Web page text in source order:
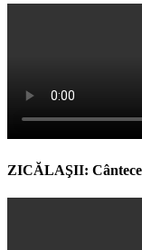
ZICĂLAŞII: